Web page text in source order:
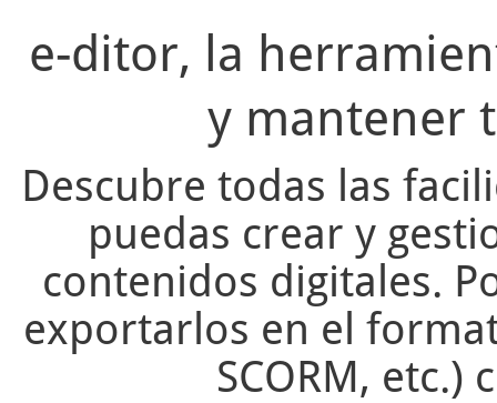
e-ditor, la
y mantener
Descubre todas las
puedas crear y
contenidos digitales.
exportarlos en el
SCORM, etc.)